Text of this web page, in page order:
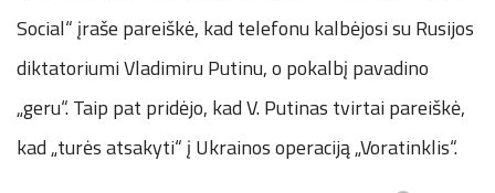
t
Social“ įraše pareiškė, kad telefonu kalbėjosi su Rusijos
diktatoriumi Vladimiru Putinu, o pokalbį pavadino
„geru“. Taip pat pridėjo, kad V. Putinas tvirtai pareiškė,
kad „turės atsakyti“ į Ukrainos operaciją „Voratinklis“.